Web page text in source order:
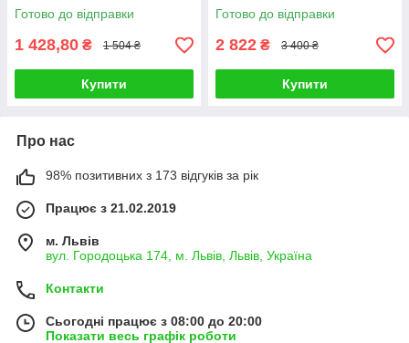
Готово до відправки
1 428,80 ₴ 1 504 ₴
Купити
Готово до відправки
2 822 ₴ 3 400 ₴
Купити
Про нас
98% позитивних з 173 відгуків за рік
Працює з 21.02.2019
м. Львів
вул. Городоцька 174, м. Львів, Львів, Україна
Контакти
Сьогодні працює з 08:00 до 20:00
Показати весь графік роботи